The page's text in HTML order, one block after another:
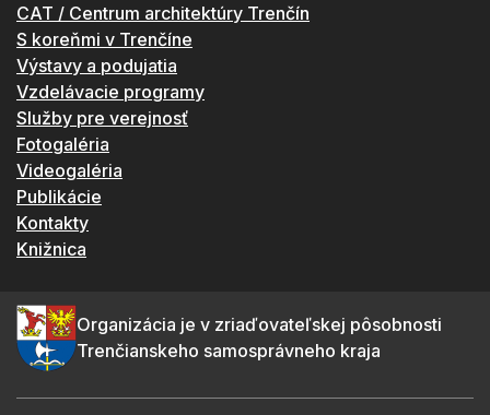
CAT / Centrum architektúry Trenčín
S koreňmi v Trenčíne
Výstavy a podujatia
Vzdelávacie programy
Služby pre verejnosť
Fotogaléria
Videogaléria
Publikácie
Kontakty
Knižnica
Organizácia je v zriaďovateľskej pôsobnosti
Trenčianskeho samosprávneho kraja